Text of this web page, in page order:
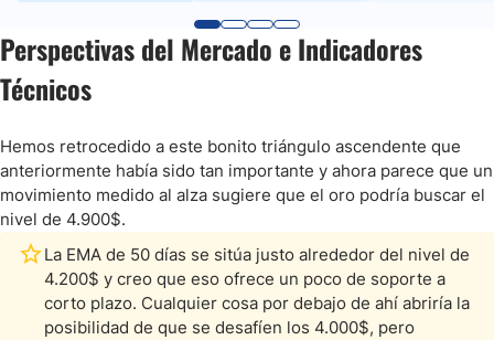
Perspectivas del Mercado e Indicadores
Técnicos
Hemos retrocedido a este bonito triángulo ascendente que
anteriormente había sido tan importante y ahora parece que un
movimiento medido al alza sugiere que el oro podría buscar el
nivel de 4.900$.
La EMA de 50 días se sitúa justo alrededor del nivel de
4.200$ y creo que eso ofrece un poco de soporte a
corto plazo. Cualquier cosa por debajo de ahí abriría la
posibilidad de que se desafíen los 4.000$, pero